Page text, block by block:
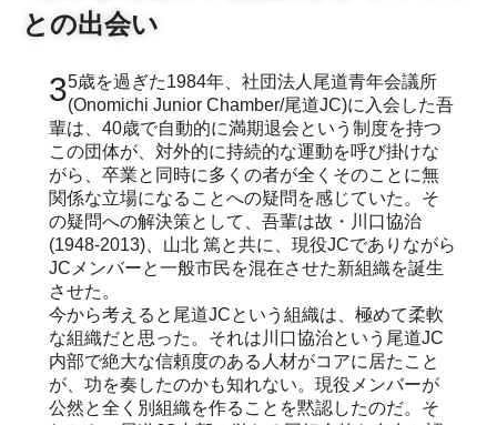
との出会い
35歳を過ぎた1984年、社団法人尾道青年会議所(Onomichi Junior Chamber/尾道JC)に入会した吾
輩は、40歳で自動的に満期退会という制度を持つ
この団体が、対外的に持続的な運動を呼び掛けな
がら、卒業と同時に多くの者が全くそのことに無
関係な立場になることへの疑問を感じていた。そ
の疑問への解決策として、吾輩は故・川口協治
(1948-2013)、山北 篤と共に、現役JCでありながら
JCメンバーと一般市民を混在させた新組織を誕生
させた。
今から考えると尾道JCという組織は、極めて柔軟
な組織だと思った。それは川口協治という尾道JC
内部で絶大な信頼度のある人材がコアに居たこと
が、功を奏したのかも知れない。現役メンバーが
公然と全く別組織を作ることを黙認したのだ。そ